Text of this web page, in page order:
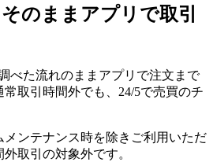
のままアプリで取引
べた流れのままアプリで注文まで
取引時間外でも、24/5で売買のチ
ンテナンス時を除きご利用いただ
取引の対象外です。